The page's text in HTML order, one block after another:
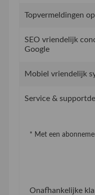
Topvermeldingen
SEO vriendelijk
Google
Mobiel vriendelijk
Service &
* Met een
Onafhankelijke